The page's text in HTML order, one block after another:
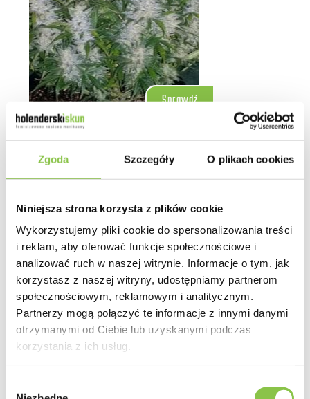
Zgoda Szczegóły O plikach cookies
Niniejsza strona korzysta z plików cookie
Wykorzystujemy pliki cookie do spersonalizowania treści
i reklam, aby oferować funkcje społecznościowe i
analizować ruch w naszej witrynie. Informacje o tym, jak
korzystasz z naszej witryny, udostępniamy partnerom
społecznościowym, reklamowym i analitycznym.
Partnerzy mogą połączyć te informacje z innymi danymi
otrzymanymi od Ciebie lub uzyskanymi podczas
korzystania z ich usług.
Sprawdź
Auto Amnesia Haze
Holenderski Skun
25.00 zł 1 szt.
59.00 zł 3+1 szt.
79.00 zł 5+2 szt.
139.00 zł 10+4 szt.
309.00 zł
579.00 zł
Promo 3+1, 5+2, 10+4, 25+7, 50+10, 100+20